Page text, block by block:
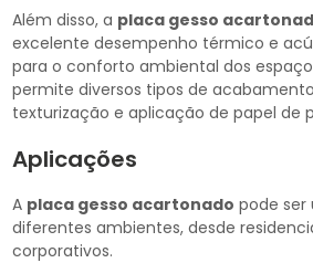
Além disso, a placa gesso
excelente desempenho térmico e
para o conforto ambiental dos
permite diversos tipos de
texturização e aplicação de papel de
Aplicações
A placa gesso acartonado pode ser
diferentes ambientes, desde
corporativos.